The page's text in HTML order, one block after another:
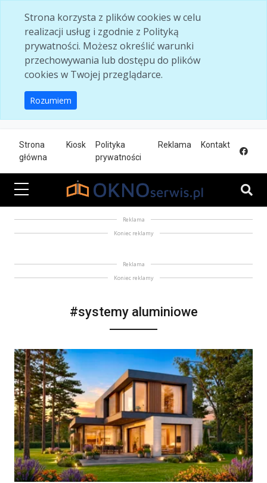
Strona korzysta z plików cookies w celu
realizacji usług i zgodnie z Polityką
prywatności. Możesz określić warunki
przechowywania lub dostępu do plików
cookies w Twojej przeglądarce.
Rozumiem
Strona
główna
Kiosk
Polityka
prywatności
Reklama Kontakt
Reklama
Koniec reklamy
Reklama
Koniec reklamy
#systemy aluminiowe